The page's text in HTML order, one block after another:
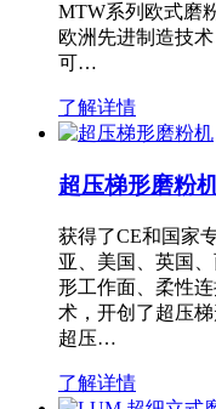
MTW系列欧式磨
欧洲先进制造技
可…
了解详情
超压梯形磨粉
获得了CE和国家
亚、美国、英国
形工作面、柔性
术，开创了超压
超压…
了解详情